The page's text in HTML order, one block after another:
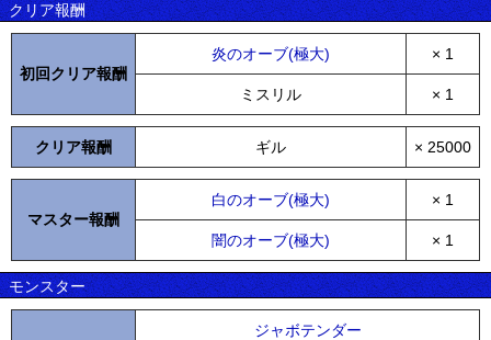
クリア報酬
初回クリア報酬
炎のオーブ(極大) × 1
ミスリル × 1
クリア報酬 ギル × 25000
マスター報酬
白のオーブ(極大) × 1
闇のオーブ(極大) × 1
モンスター
ジャボテンダー